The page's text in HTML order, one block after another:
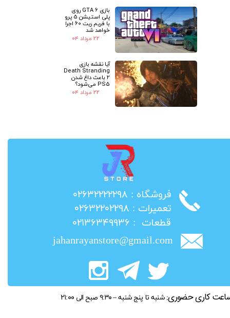
بازی GTA 6 روی
پلی استیشن 5 پرو
با فریم ریت 60 اجرا
خواهد شد
۲۲ مرداد ۰۴
آیا نقشه بازی
Death Stranding
2 باعث داغ شدن
PS5 می‌شود؟
۲۲ مرداد ۰۴
​فروشگاه : ۰۲۶۳۲۲۲۲۲۹۸
​تعمیرات : ۰۲۶۳۲۲۰۲۲۹۸
​قطعات : ۰۲۱۳۶۳۴۹۹۳۶
jahanrayanstore@gmail.com
کاری حضوری: شنبه تا پنج شنبه – ۹:۳۰ صبح الی ۲۱:۰۰